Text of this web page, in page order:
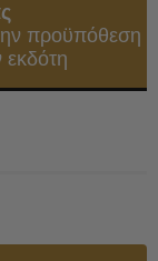
προϋπόθεση
εκδότη